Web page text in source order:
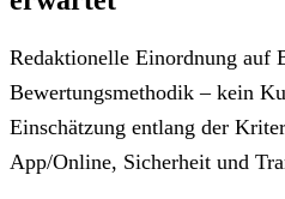
Redaktionelle Einordnung auf
Bewertungsmethodik – kein
Einschätzung entlang der
App/Online, Sicherheit und